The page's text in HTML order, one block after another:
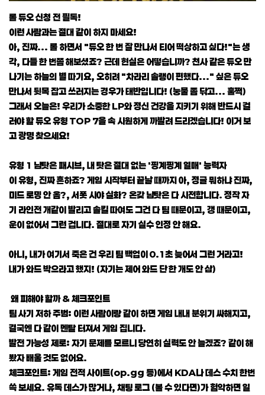
롤 듀오 신청 전 필독!
이런 사람과는 절대 같이 하지 마세요!
아, 진짜... 롤 하면서 "듀오 한 번 잘 만나서 티어 떡상하고 싶다!"는 생
각, 다들 한 번쯤 해보셨죠? 근데 현실은 어떻습니까? 천사 같은 듀오 만
나기는 하늘의 별 따기요, 오히려 "차라리 솔랭이 편했다..." 싶은 듀오
만나서 뒷목 잡고 쓰러지는 경우가 태반입니다! (눙물 좀 닦고... 훌쩍)
그래서 오늘은! 우리가 소중한 LP와 정신 건강을 지키기 위해 반드시 걸
러야 할 듀오 유형 TOP 7을 속 시원하게 까발려 드리겠습니다! 이거 보
고 광명 찾으세요!
유형 1 남탓은 패시브, 내 탓은 절대 없는 '핑계핑계 열매' 능력자
이 유형, 진짜 흔하죠? 게임 시작부터 끝날 때까지 아, 정글 뭐하냐 진짜,
미드 로밍 안 옴?, 서폿 시야 실화? 온갖 남탓은 다 시전합니다. 정작 자
기 라인전 개같이 발리고 솔킬 따여도 그건 다 팀 때문이고, 갱 때문이고,
운이 없어서 그런 겁니다. 절대로 자기 실수 인정 안 해요.
아니, 내가 여기서 죽은 건 우리 팀 백업이 0.1초 늦어서 그런 거라고!
내가 와드 박으라고 했지! (자기는 제어 와드 단 한 개도 안 삼)
왜 피해야 할까 & 체크포인트
팀 사기 저하 주범: 이런 사람이랑 같이 하면 게임 내내 분위기 싸해지고,
결국엔 다 같이 멘탈 터져서 게임 집니다.
발전 가능성 제로: 자기 문제를 모르니 당연히 실력도 안 늘겠죠? 같이 해
봤자 배울 것도 없어요.
체크포인트: 게임 전적 사이트(op.gg 등)에서 KDA나 데스 수치 한번
쓱 보세요. 유독 데스가 많거나, 채팅 로그 (볼 수 있다면)가 험악하면 일